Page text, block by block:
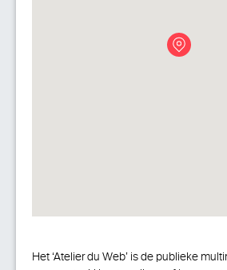
Het ‘Atelier du Web’ is de publieke